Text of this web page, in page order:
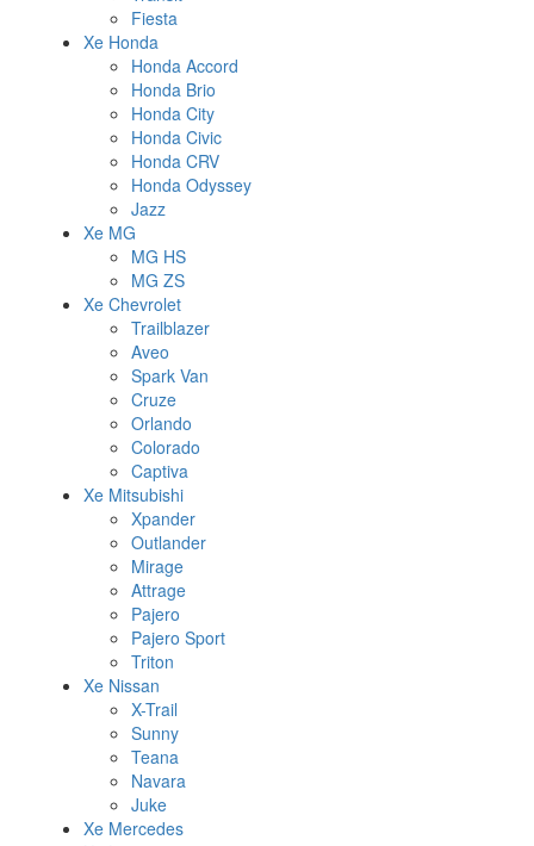
Fiesta
Xe Honda
Honda Accord
Honda Brio
Honda City
Honda Civic
Honda CRV
Honda Odyssey
Jazz
Xe MG
MG HS
MG ZS
Xe Chevrolet
Trailblazer
Aveo
Spark Van
Cruze
Orlando
Colorado
Captiva
Xe Mitsubishi
Xpander
Outlander
Mirage
Attrage
Pajero
Pajero Sport
Triton
Xe Nissan
X-Trail
Sunny
Teana
Navara
Juke
Xe Mercedes